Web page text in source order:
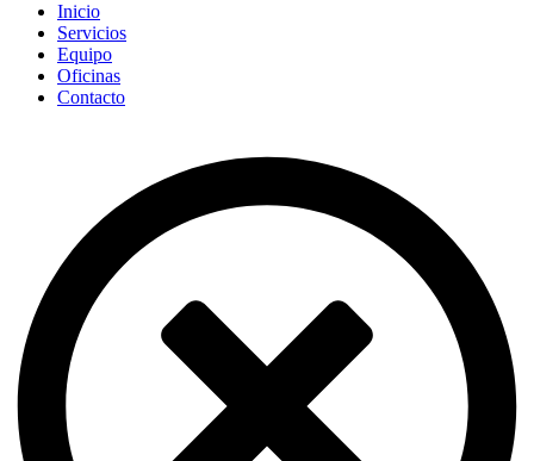
Inicio
Servicios
Equipo
Oficinas
Contacto